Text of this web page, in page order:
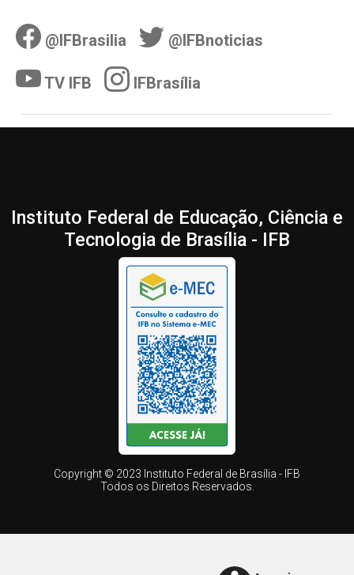
@IFBrasilia @IFBnoticias
TV IFB IFBrasília
Instituto Federal de Educação, Ciência e
Tecnologia de Brasília - IFB
Copyright © 2023 Instituto Federal de Brasília - IFB
Todos os Direitos Reservados.